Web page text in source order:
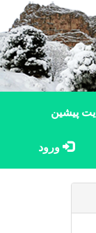
پیشین
ورود